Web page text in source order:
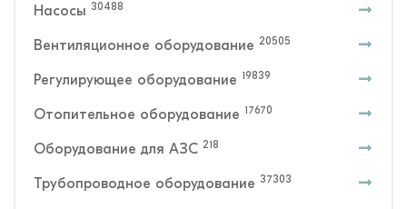
Насосы 30488
Вентиляционное оборудование 20505
Регулирующее оборудование 19839
Отопительное оборудование 17670
Оборудование для АЗС 218
Трубопроводное оборудование 37303